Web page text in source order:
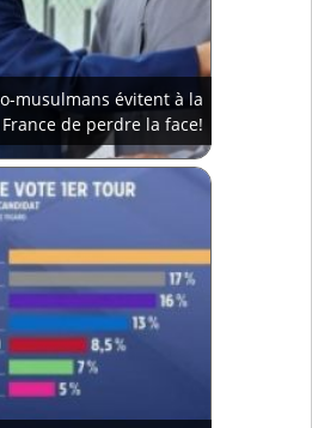
musulmans évitent à la
France de perdre la face!